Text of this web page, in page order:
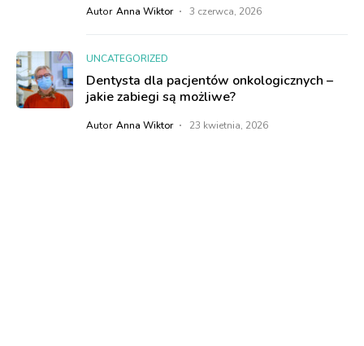
Autor Anna Wiktor 3 czerwca, 2026
UNCATEGORIZED
Dentysta dla pacjentów onkologicznych –
jakie zabiegi są możliwe?
Autor Anna Wiktor 23 kwietnia, 2026